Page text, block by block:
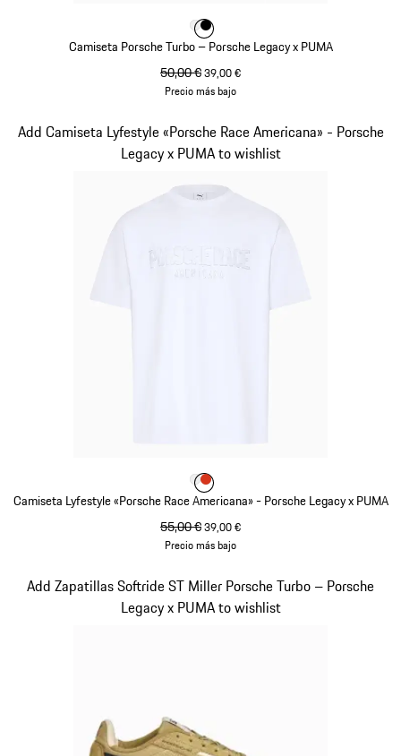
Camiseta Porsche Turbo – Porsche Legacy x PUMA
precio original
50,00 €precio de venta
39,00 €
Precio más bajo
Color
ColorColor
Camiseta Lyfestyle «Porsche Race Americana» - Porsche Legacy x PUMA
precio original
55,00 €precio de venta
39,00 €
Precio más bajo
Add Camiseta Lyfestyle «Porsche Race Americana» - Porsche
Legacy x PUMA to wishlist
Diapositiva 8 de 10
Color
ColorColor
Add Zapatillas Softride ST Miller Porsche Turbo – Porsche
Legacy x PUMA to wishlist
Diapositiva 9 de 10